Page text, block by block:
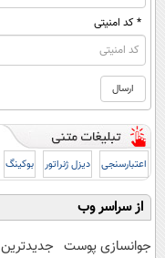
* کد امنیتی
اعتبارسنجی دیزل ژنراتور بوکینگ
از سراسر وب
جوانسازی پوست جدیدترین